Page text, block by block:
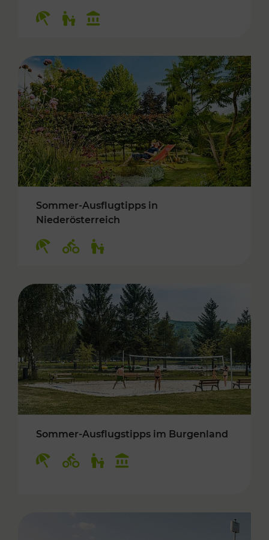
Sommer-Ausflugtipps in
Niederösterreich
Sommer-Ausflugstipps im Burgenland